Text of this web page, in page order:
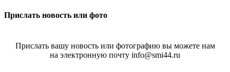
Прислать новость или фото
Прислать вашу новость или фотографию вы можете нам
на электронную почту info@smi44.ru